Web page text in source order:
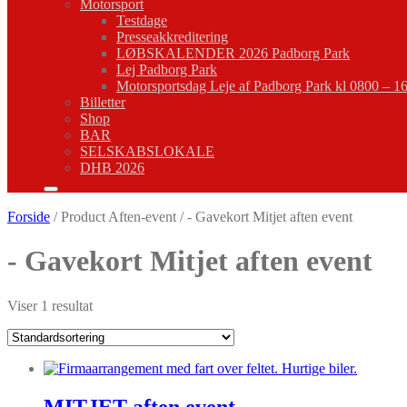
Motorsport
Testdage
Presseakkreditering
LØBSKALENDER 2026 Padborg Park
Lej Padborg Park
Motorsportsdag Leje af Padborg Park kl 0800 –
Billetter
Shop
BAR
SELSKABSLOKALE
DHB 2026
Forside / Product Aften-event / - Gavekort Mitjet aften event
- Gavekort Mitjet aften event
Viser 1 resultat